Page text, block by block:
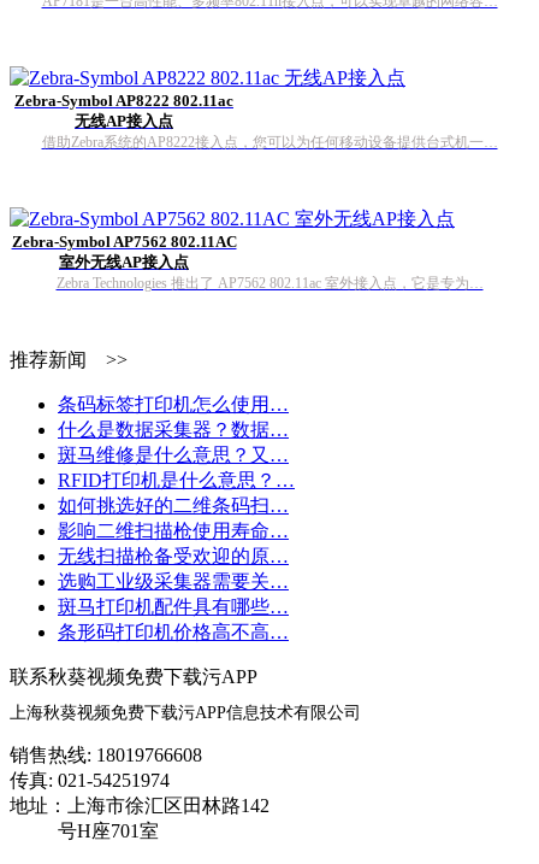
Zebra-Symbol AP8222 802.11ac
无线AP接入点
借助Zebra系统的AP8222接入点，您可以为任何移动设备提供台式机一…
Zebra-Symbol AP7562 802.11AC
室外无线AP接入点
Zebra Technologies 推出了 AP7562 802.11ac 室外接入点，它是专为…
推荐新闻 >>
条码标签打印机怎么使用…
什么是数据采集器？数据…
斑马维修是什么意思？又…
RFID打印机是什么意思？…
如何挑选好的二维条码扫…
影响二维扫描枪使用寿命…
无线扫描枪备受欢迎的原…
选购工业级采集器需要关…
斑马打印机配件具有哪些…
条形码打印机价格高不高…
联系秋葵视频免费下载污APP
上海秋葵视频免费下载污APP信息技术有限公司
销售热线: 18019766608
传真: 021-54251974
地址：上海市徐汇区田林路142
号H座701室